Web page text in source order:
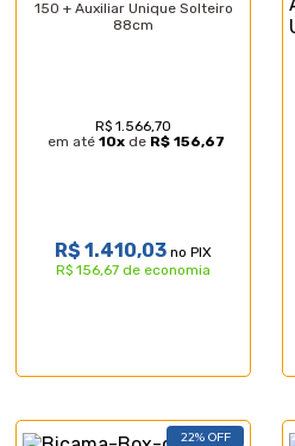
150 + Auxiliar Unique Solteiro
88cm
R$ 1.566,70
em até 10xde R$ 156,67
R$ 1.410,03 no PIX
R$ 156,67 de economia
22% OFF